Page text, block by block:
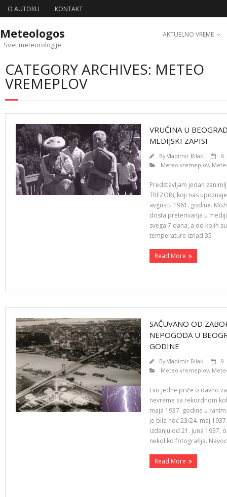
O AUTORU KONTAKT
Meteologos
Svet meteorologije
AKTUELNO VREME
CATEGORY ARCHIVES: METEO
VREMEPLOV
VRUĆINA U
MEDIJSKI ZAPISI
ByVladimir Bilak
6.
Meteo vremeplov,
Predstavljam jedan
TREZOR), koji nas
avgustu 1961. godine.
dosta preterivanja u
svega 7 dana, a od kojih
temperature iznad 35
Read More
SAČUVANO OD
NEPOGODA U
GODINE
ByVladimir Bilak
9.
Meteo vremeplov,
Evo jedne priče o davno
nevreme sa rekordnom
maja 1937. godine u
je bila noć 23/24. maj
izdanju od 21. juna 1937,
nekoliko fotografija.
Read More